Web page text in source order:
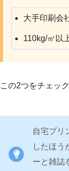
大手印刷会
110kg/㎡以
この2つをチェッ
自宅プリ
したほう
ーと雑誌